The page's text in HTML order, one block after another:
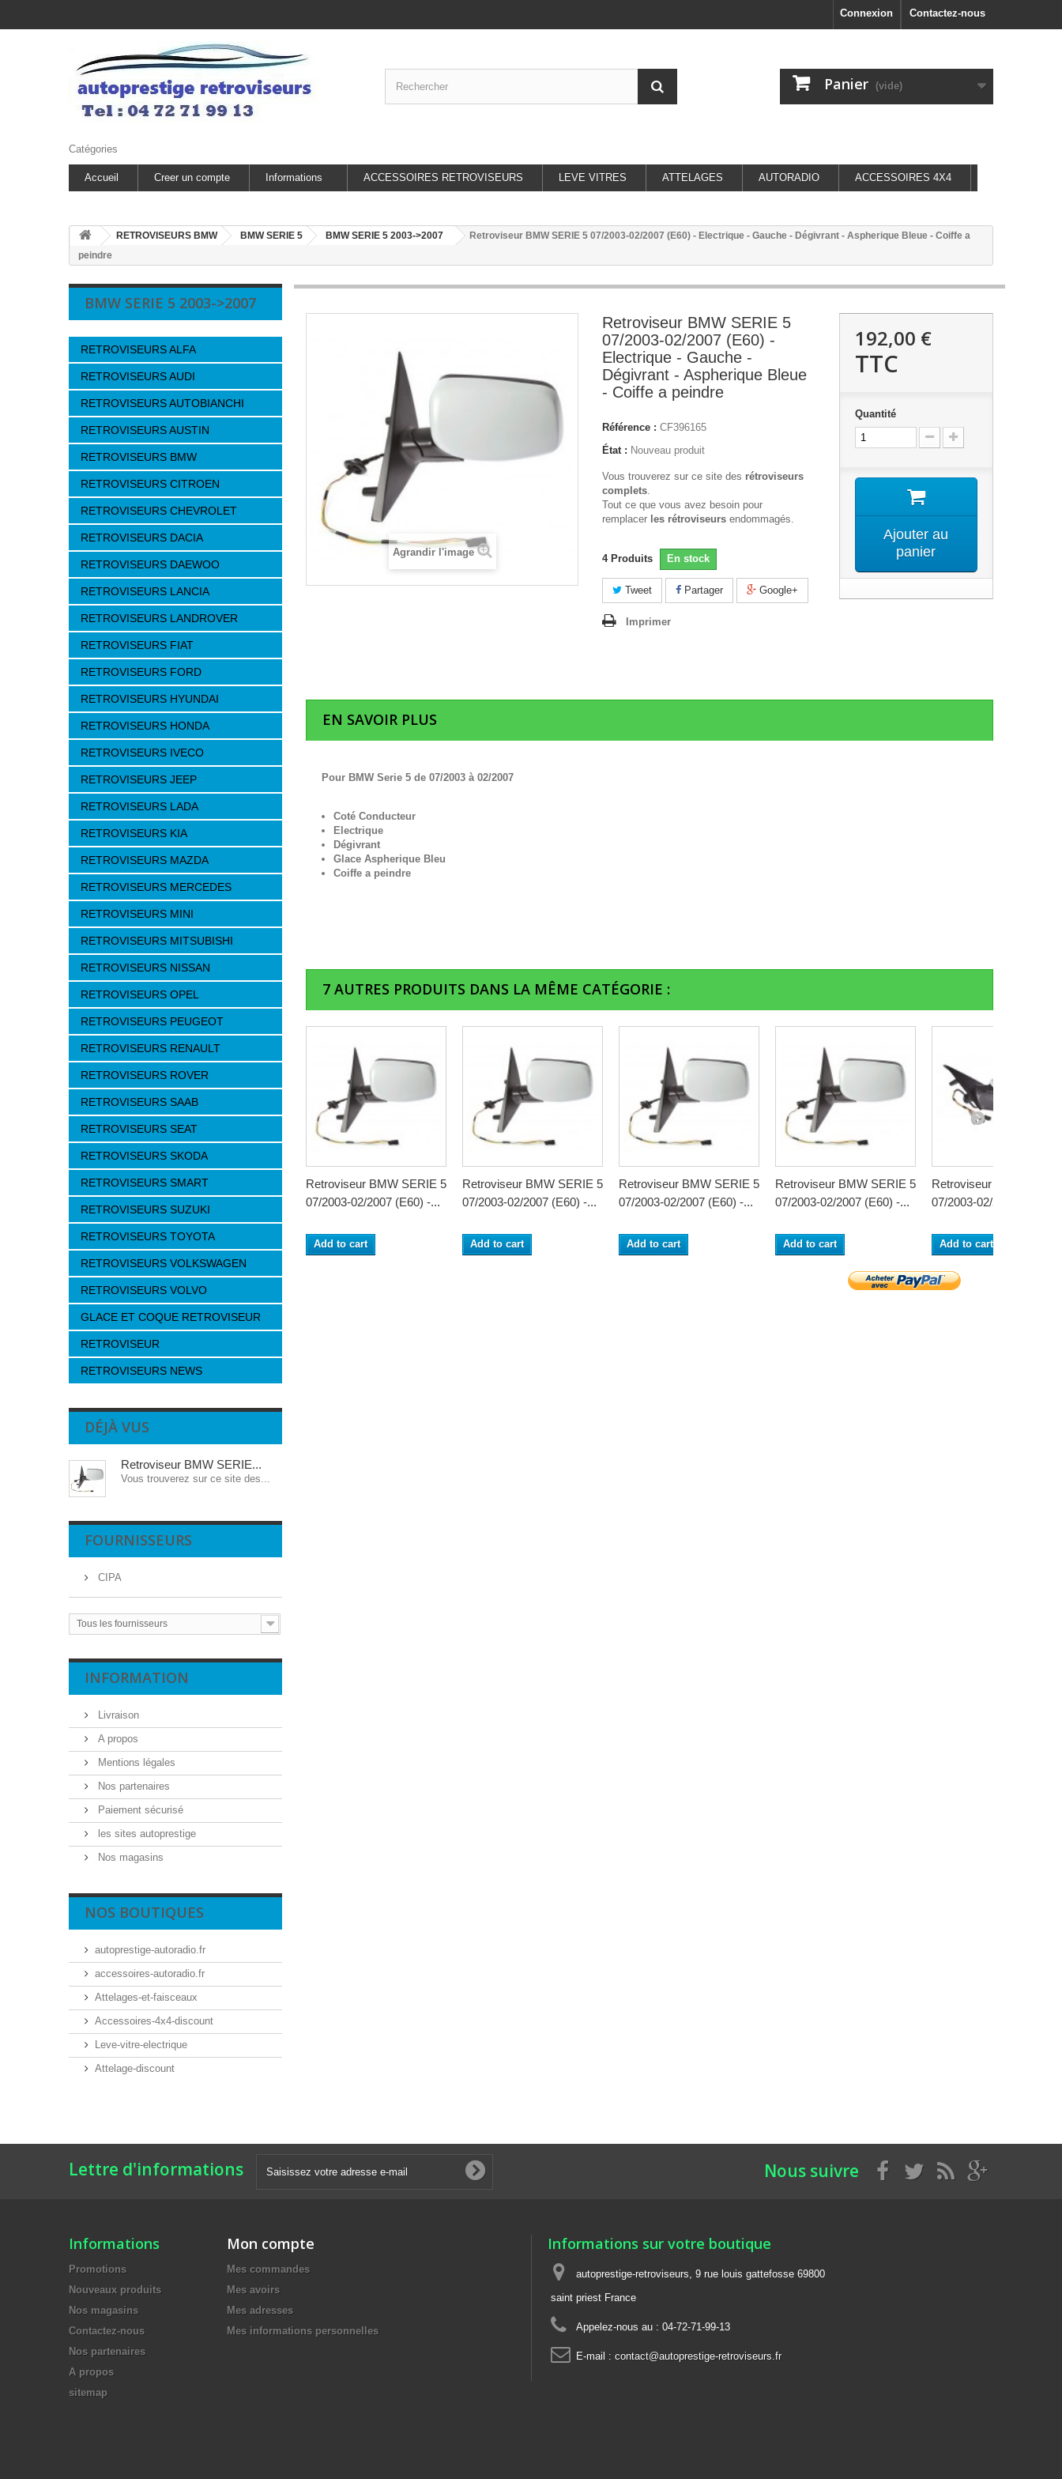
Contactez-nous
Connexion
Panier (vide)
Catégories
Accueil Creer un compte Informations ACCESSOIRES RETROVISEURS LEVE VITRES ATTELAGES AUTORADIO ACCESSOIRES 4X4
RETROVISEURS BMW BMW SERIE 5 BMW SERIE 5 2003->2007
Retroviseur BMW SERIE 5 07/2003-02/2007 (E60) - Electrique - Gauche - Dégivrant - Aspherique Bleue - Coiffe a
peindre
BMW SERIE 5 2003->2007
RETROVISEURS ALFA
RETROVISEURS AUDI
RETROVISEURS AUTOBIANCHI
RETROVISEURS AUSTIN
RETROVISEURS BMW
RETROVISEURS CITROEN
RETROVISEURS CHEVROLET
RETROVISEURS DACIA
RETROVISEURS DAEWOO
RETROVISEURS LANCIA
RETROVISEURS LANDROVER
RETROVISEURS FIAT
RETROVISEURS FORD
RETROVISEURS HYUNDAI
RETROVISEURS HONDA
RETROVISEURS IVECO
RETROVISEURS JEEP
RETROVISEURS LADA
RETROVISEURS KIA
RETROVISEURS MAZDA
RETROVISEURS MERCEDES
RETROVISEURS MINI
RETROVISEURS MITSUBISHI
RETROVISEURS NISSAN
RETROVISEURS OPEL
RETROVISEURS PEUGEOT
RETROVISEURS RENAULT
RETROVISEURS ROVER
RETROVISEURS SAAB
RETROVISEURS SEAT
RETROVISEURS SKODA
RETROVISEURS SMART
RETROVISEURS SUZUKI
RETROVISEURS TOYOTA
RETROVISEURS VOLKSWAGEN
RETROVISEURS VOLVO
GLACE ET COQUE RETROVISEUR
RETROVISEUR
RETROVISEURS NEWS
DÉJÀ VUS
Retroviseur BMW SERIE...
Vous trouverez sur ce site des...
FOURNISSEURS
CIPA
Tous les fournisseurs
INFORMATION
Livraison
A propos
Mentions légales
Nos partenaires
Paiement sécurisé
les sites autoprestige
Nos magasins
NOS BOUTIQUES
autoprestige-autoradio.fr
accessoires-autoradio.fr
Attelages-et-faisceaux
Accessoires-4x4-discount
Leve-vitre-electrique
Attelage-discount
Agrandir l'image
Retroviseur BMW SERIE 5
07/2003-02/2007 (E60) -
Electrique - Gauche -
Dégivrant - Aspherique Bleue
- Coiffe a peindre
Référence : CF396165
État : Nouveau produit
Vous trouverez sur ce site des rétroviseurs
complets.
Tout ce que vous avez besoin pour
remplacer les rétroviseurs endommagés.
4 Produits En stock
Tweet Partager Google+
Imprimer
192,00 €
TTC
Quantité
Ajouter au
panier
EN SAVOIR PLUS
Pour BMW Serie 5 de 07/2003 à 02/2007
Coté Conducteur
Electrique
Dégivrant
Glace Aspherique Bleu
Coiffe a peindre
7 AUTRES PRODUITS DANS LA MÊME CATÉGORIE :
Retroviseur BMW SERIE 5
07/2003-02/2007 (E60) -...
Add to cart
Retroviseur BMW SERIE 5
07/2003-02/2007 (E60) -...
Add to cart
Retroviseur BMW SERIE 5
07/2003-02/2007 (E60) -...
Add to cart
Retroviseur BMW SERIE 5
07/2003-02/2007 (E60) -...
Add to cart
Retroviseur BMW
07/2003-02/2007 (E60) -
Add to cart
Lettre d'informations Nous suivre
Informations
Promotions
Nouveaux produits
Nos magasins
Contactez-nous
Nos partenaires
A propos
sitemap
Mon compte
Mes commandes
Mes avoirs
Mes adresses
Mes informations personnelles
Informations sur votre boutique
autoprestige-retroviseurs, 9 rue louis gattefosse 69800
saint priest France
Appelez-nous au : 04-72-71-99-13
E-mail : contact@autoprestige-retroviseurs.fr